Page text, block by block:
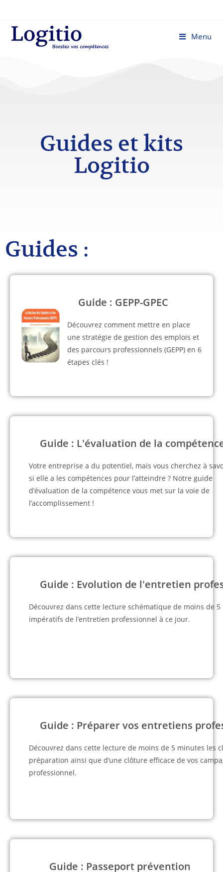
Menu
Guides et kits
Logitio
Guides :
Guide : GEPP-GPEC
Découvrez comment mettre en place
une stratégie de gestion des emplois et
des parcours professionnels (GEPP) en 6
étapes clés !
Guide : L'évaluation de la
Votre entreprise a du potentiel, mais vous cherchez à
si elle a les compétences pour l’atteindre ? Notre guide
d’évaluation de la compétence vous met sur la voie de
l’accomplissement !
Guide : Evolution de l'entretien
Découvrez dans cette lecture schématique de moins de
impératifs de l’entretien professionnel à ce jour.
Guide : Préparer vos entretiens
Découvrez dans cette lecture de moins de 5 minutes les
préparation ainsi que d’une clôture efficace de vos
professionnel.
Guide : Passeport prévention